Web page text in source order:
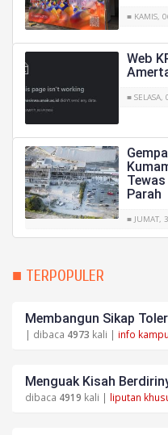
■ KAMIS,
Web
■ SELASA,
Parah
■ JUMAT,
■ TERPOPULER
Membangun Sikap
| dibaca 4973 kali | info
Menguak Kisah
dibaca 4919 kali | liputan